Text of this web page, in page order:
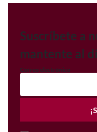
Suscríbete a
mantente al
Correo electrónico